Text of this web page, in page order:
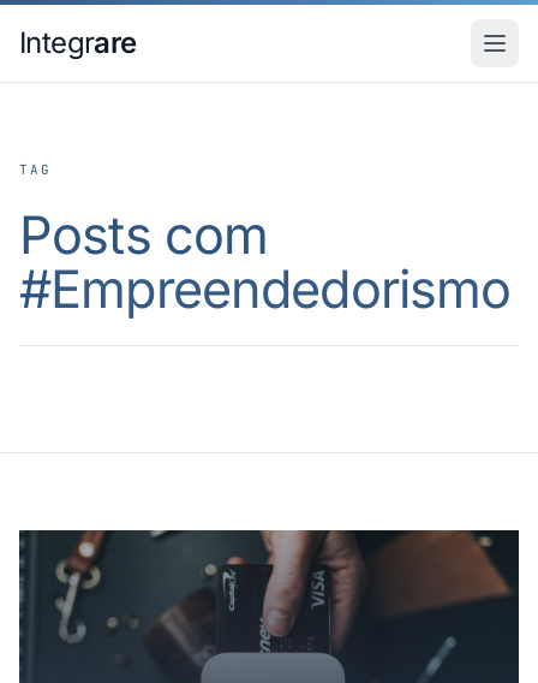
Integrare
TAG
Posts com
#Empreendedorismo